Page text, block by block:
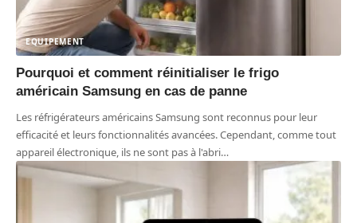
EQUIPEMENT
Pourquoi et comment réinitialiser le frigo
américain Samsung en cas de panne
Les réfrigérateurs américains Samsung sont reconnus pour leur
efficacité et leurs fonctionnalités avancées. Cependant, comme tout
appareil électronique, ils ne sont pas à l'abri…